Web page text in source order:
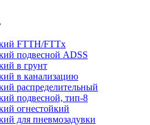
FTTH/FTTx
подвесной ADSS
в грунт
в канализацию
распределительный
подвесной, тип-8
огнестойкий
для пневмозадувки